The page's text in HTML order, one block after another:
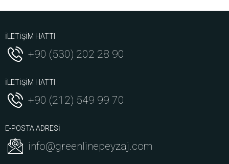
İLETİŞİM HATTI
+90 (530) 202 28 90
İLETİŞİM HATTI
+90 (212) 549 99 70
E-POSTA ADRESİ
info@greenlinepeyzaj.com